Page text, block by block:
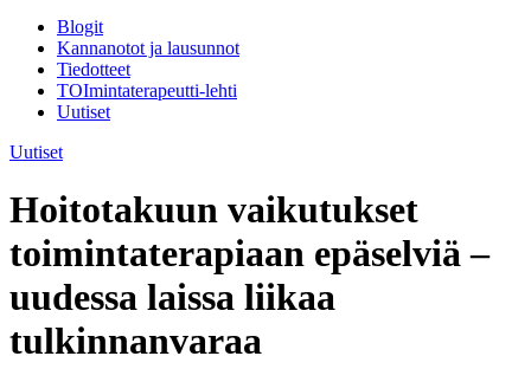
Blogit
Kannanotot ja lausunnot
Tiedotteet
TOImintaterapeutti-lehti
Uutiset
Uutiset
Hoitotakuun vaikutukset
toimintaterapiaan epäselviä –
uudessa laissa liikaa
tulkinnanvaraa